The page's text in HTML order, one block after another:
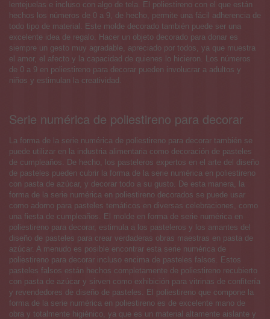
lentejuelas e incluso con algo de tela. El poliestireno con el que están
hechos los números de 0 a 9, de hecho, permite una fácil adherencia de
todo tipo de material. Este molde decorado también puede ser una
excelente idea de regalo. Hacer un objeto decorado para donar es
siempre un gesto muy agradable, apreciado por todos, ya que muestra
el amor, el afecto y la capacidad de quienes lo hicieron. Los números
de 0 a 9 en poliestireno para decorar pueden involucrar a adultos y
niños y estimulan la creatividad.
Serie numérica de poliestireno para decorar
La forma de la serie numérica de poliestireno para decorar también se
puede utilizar en la industria alimentaria como decoración de pasteles
de cumpleaños. De hecho, los pasteleros expertos en el arte del diseño
de pasteles pueden cubrir la forma de la serie numérica en poliestireno
con pasta de azúcar, y decorar todo a su gusto. De esta manera, la
forma de la serie numérica en poliestireno decorados se puede usar
como adorno para pasteles temáticos en diversas celebraciones, como
una fiesta de cumpleaños. El molde en forma de serie numérica en
poliestireno para decorar, estimula a los pasteleros y los amantes del
diseño de pasteles para crear verdaderas obras maestras en pasta de
azúcar. A menudo es posible encontrar esta serie numérica de
poliestireno para decorar incluso encima de pasteles falsos. Estos
pasteles falsos están hechos completamente de poliestireno recubierto
con pasta de azúcar y sirven como exhibición para vitrinas de confitería
y revendedores de diseño de pasteles. El poliestireno que compone la
forma de la serie numérica en poliestireno es de excelente mano de
obra y totalmente higiénico, ya que es un material altamente aislante y